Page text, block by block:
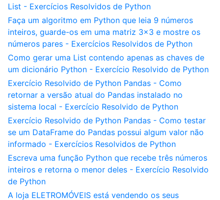
List - Exercícios Resolvidos de Python
Faça um algoritmo em Python que leia 9 números
inteiros, guarde-os em uma matriz 3x3 e mostre os
números pares - Exercícios Resolvidos de Python
Como gerar uma List contendo apenas as chaves de
um dicionário Python - Exercício Resolvido de Python
Exercício Resolvido de Python Pandas - Como
retornar a versão atual do Pandas instalado no
sistema local - Exercício Resolvido de Python
Exercício Resolvido de Python Pandas - Como testar
se um DataFrame do Pandas possui algum valor não
informado - Exercícios Resolvidos de Python
Escreva uma função Python que recebe três números
inteiros e retorna o menor deles - Exercício Resolvido
de Python
A loja ELETROMÓVEIS está vendendo os seus